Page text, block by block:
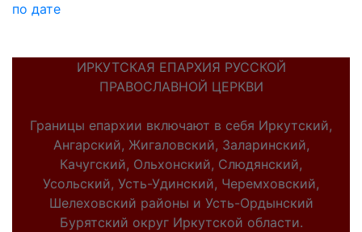
по дате
ИРКУТСКАЯ ЕПАРХИЯ РУССКОЙ
ПРАВОСЛАВНОЙ ЦЕРКВИ
Границы епархии включают в себя Иркутский,
Ангарский, Жигаловский, Заларинский,
Качугский, Ольхонский, Слюдянский,
Усольский, Усть-Удинский, Черемховский,
Шелеховский районы и Усть-Ордынский
Бурятский округ Иркутской области.